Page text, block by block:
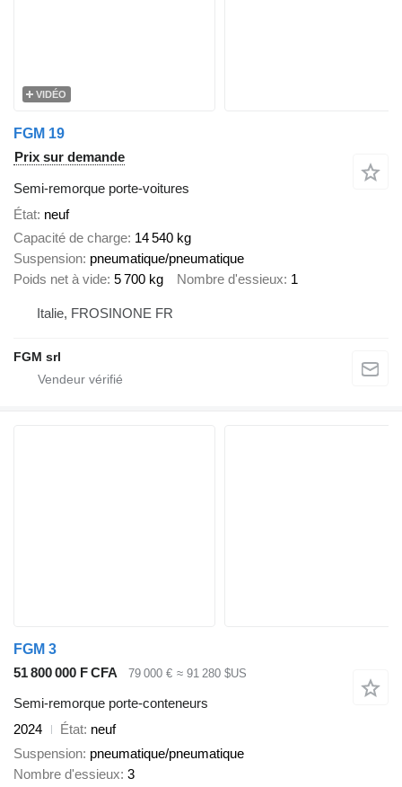
VIDÉO
FGM 19
Prix sur demande
Semi-remorque porte-voitures
État neuf
Capacité de charge 14 540 kg
Suspension pneumatique/pneumatique
Poids net à vide 5 700 kg Nombre d'essieux 1
Italie, FROSINONE FR
FGM srl
FGM 3
51 800 000 F CFA
79 000 € ≈ 91 280 $US
Semi-remorque porte-conteneurs
2024
État neuf
Suspension pneumatique/pneumatique
Nombre d'essieux 3